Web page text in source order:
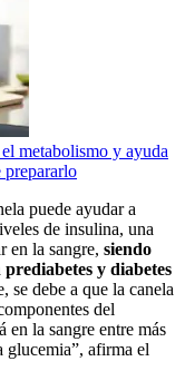
metabolismo y ayuda
prepararlo
puede ayudar a
de insulina, una
en la sangre, siendo
prediabetes y diabetes
se debe a que la canela
del
en la sangre entre más
glucemia”, afirma el